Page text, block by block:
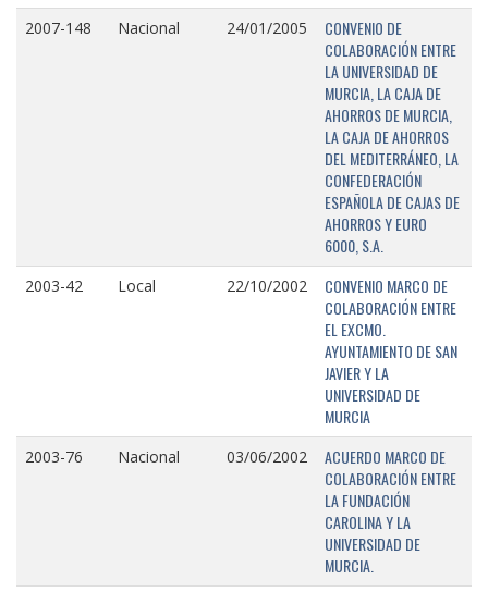
2007-148 Nacional 24/01/2005
CONVENIO DE
COLABORACIÓN ENTRE
LA UNIVERSIDAD DE
MURCIA, LA CAJA DE
AHORROS DE MURCIA,
LA CAJA DE AHORROS
DEL MEDITERRÁNEO, LA
CONFEDERACIÓN
ESPAÑOLA DE CAJAS DE
AHORROS Y EURO
6000, S.A.
2003-42 Local 22/10/2002
CONVENIO MARCO DE
COLABORACIÓN ENTRE
EL EXCMO.
AYUNTAMIENTO DE SAN
JAVIER Y LA
UNIVERSIDAD DE
MURCIA
2003-76 Nacional 03/06/2002
ACUERDO MARCO DE
COLABORACIÓN ENTRE
LA FUNDACIÓN
CAROLINA Y LA
UNIVERSIDAD DE
MURCIA.